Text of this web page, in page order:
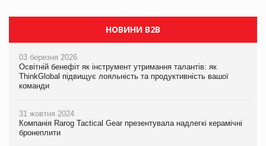
НОВИНИ B2B
03 березня 2026
Освітній бенефіт як інструмент утримання талантів: як
ThinkGlobal підвищує лояльність та продуктивність вашої
команди
31 жовтня 2024
Компанія Rarog Tactical Gear презентувала надлегкі керамічні
бронеплити